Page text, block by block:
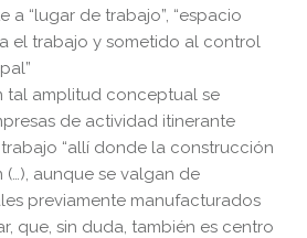
a “lugar de trabajo”, “espacio
el trabajo y sometido al control
tal amplitud conceptual se
de actividad itinerante
“allí donde la construcción
aunque se valgan de
previamente manufacturados
que, sin duda, también es centro